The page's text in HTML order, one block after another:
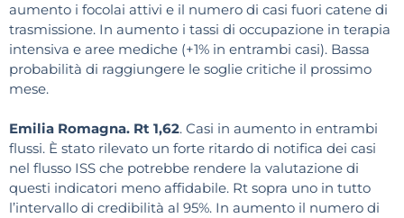
aumento i focolai attivi e il numero di casi fuori catene di
trasmissione. In aumento i tassi di occupazione in terapia
intensiva e aree mediche (+1% in entrambi casi). Bassa
probabilità di raggiungere le soglie critiche il prossimo
mese.
Emilia Romagna. Rt 1,62. Casi in aumento in entrambi
flussi. È stato rilevato un forte ritardo di notifica dei casi
nel flusso ISS che potrebbe rendere la valutazione di
questi indicatori meno affidabile. Rt sopra uno in tutto
l’intervallo di credibilità al 95%. In aumento il numero di